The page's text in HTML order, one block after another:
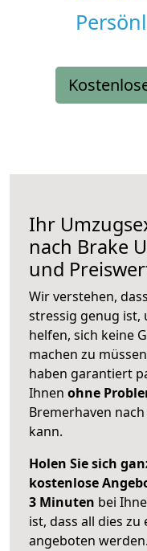
Ihr
nach Brake
und
Wir verstehen,
stressig genug ist,
helfen, sich keine
machen zu
haben garantiert
Ihnen ohne
Bremerhaven
kann.
Holen Sie sich
kostenlose
3 Minuten bei
ist, dass all dies
angeboten werden.